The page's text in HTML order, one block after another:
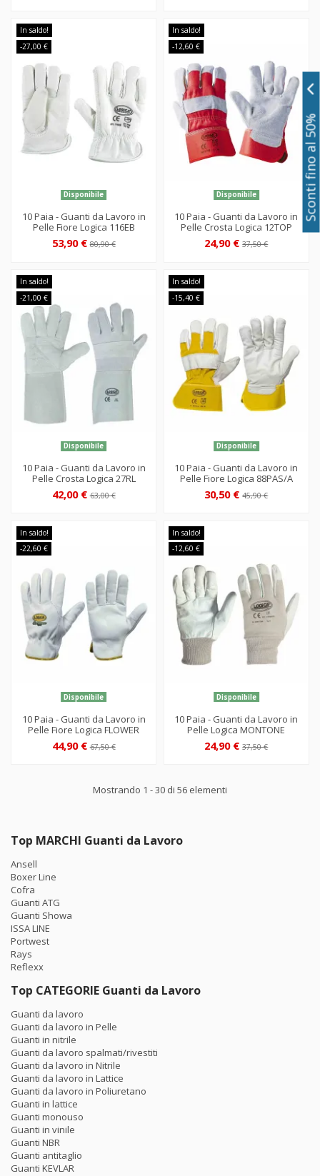
In saldo!
-27,00 €
Disponibile
10 Paia - Guanti da Lavoro in
Pelle Fiore Logica 116EB
53,90 €80,90 €
In saldo!
-12,60 €
Disponibile
10 Paia - Guanti da Lavoro in
Pelle Crosta Logica 12TOP
24,90 €37,50 €
In saldo!
-21,00 €
Disponibile
10 Paia - Guanti da Lavoro in
Pelle Crosta Logica 27RL
42,00 €63,00 €
In saldo!
-15,40 €
Disponibile
10 Paia - Guanti da Lavoro in
Pelle Fiore Logica 88PAS/A
30,50 €45,90 €
In saldo!
-22,60 €
Disponibile
10 Paia - Guanti da Lavoro in
Pelle Fiore Logica FLOWER
44,90 €67,50 €
In saldo!
-12,60 €
Disponibile
10 Paia - Guanti da Lavoro in
Pelle Logica MONTONE
24,90 €37,50 €
Mostrando 1 - 30 di 56 elementi
Top MARCHI Guanti da Lavoro
Ansell
Boxer Line
Cofra
Guanti ATG
Guanti Showa
ISSA LINE
Portwest
Rays
Reflexx
Top CATEGORIE Guanti da Lavoro
Guanti da lavoro
Guanti da lavoro in Pelle
Guanti in nitrile
Guanti da lavoro spalmati/rivestiti
Guanti da lavoro in Nitrile
Guanti da lavoro in Lattice
Guanti da lavoro in Poliuretano
Guanti in lattice
Guanti monouso
Guanti in vinile
Guanti NBR
Guanti antitaglio
Guanti KEVLAR
Sconti fino al 50%